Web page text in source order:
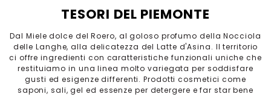
TESORI DEL PIEMONTE
Dal Miele dolce del Roero, al goloso profumo della Nocciola
delle Langhe, alla delicatezza del Latte d'Asina. Il territorio
ci offre ingredienti con caratteristiche funzionali uniche che
restituiamo in una linea molto variegata per soddisfare
gusti ed esigenze differenti. Prodotti cosmetici come
saponi, sali, gel ed essenze per detergere e far star bene